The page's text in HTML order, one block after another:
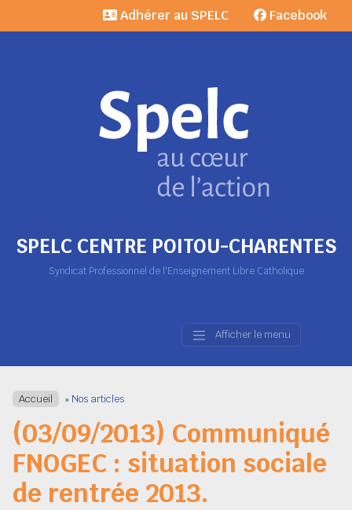
SPELC CENTRE POITOU-CHARENTES
Syndicat Professionnel de l'Enseignement Libre Catholique
Adhérer au SPELC Facebook
Afficher le menu
Accueil » Nos articles
(03/09/2013) Communiqué
FNOGEC : situation sociale
de rentrée 2013.